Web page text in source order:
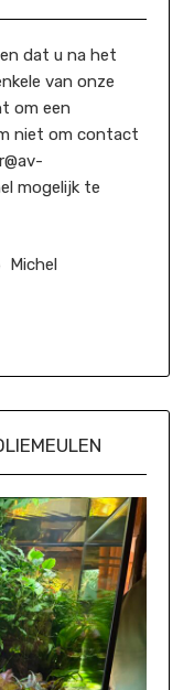
dat u na het
van onze
om een
niet om contact
mogelijk te
Michel